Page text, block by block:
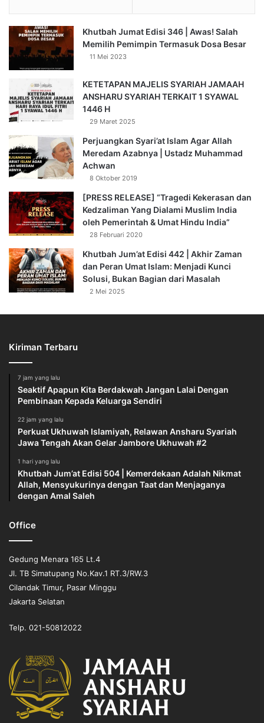
Khutbah Jumat Edisi 346 | Awas! Salah
Memilih Pemimpin Termasuk Dosa Besar
11 Mei 2023
KETETAPAN MAJELIS SYARIAH JAMAAH
ANSHARU SYARIAH TERKAIT 1 SYAWAL
1446 H
29 Maret 2025
Perjuangkan Syari’at Islam Agar Allah
Meredam Azabnya | Ustadz Muhammad
Achwan
8 Oktober 2019
[PRESS RELEASE] “Tragedi Kekerasan dan
Kedzaliman Yang Dialami Muslim India
oleh Pemerintah & Umat Hindu India”
28 Februari 2020
Khutbah Jum’at Edisi 442 | Akhir Zaman
dan Peran Umat Islam: Menjadi Kunci
Solusi, Bukan Bagian dari Masalah
2 Mei 2025
Kiriman Terbaru
7 jam yang lalu
Seaktif Apapun Kita Berdakwah Jangan Lalai Dengan
Pembinaan Kepada Keluarga Sendiri
22 jam yang lalu
Perkuat Ukhuwah Islamiyah, Relawan Ansharu Syariah
Jawa Tengah Akan Gelar Jambore Ukhuwah #2
1 hari yang lalu
Khutbah Jum’at Edisi 504 | Kemerdekaan Adalah Nikmat
Allah, Mensyukurinya dengan Taat dan Menjaganya
dengan Amal Saleh
Office
Gedung Menara 165 Lt.4
Jl. TB Simatupang No.Kav.1 RT.3/RW.3
Cilandak Timur, Pasar Minggu
Jakarta Selatan
Telp. 021-50812022